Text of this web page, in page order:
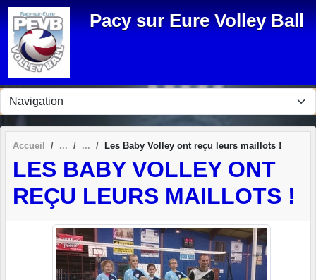
Pacy sur Eure Volley Ball
Accueil Les Baby Volley ont reçu leurs maillots !
LES BABY VOLLEY ONT
REÇU LEURS MAILLOTS !
Panneau de gestion des cookies